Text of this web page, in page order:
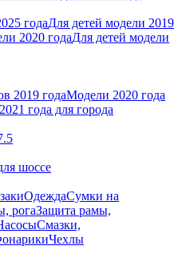
годаДля детей модели 2019
2020 годаДля детей модели
2019 годаМодели 2020 года
года для города
шоссе
ОдеждаСумки на
рогаЗащита рамы,
Смазки,
Чехлы